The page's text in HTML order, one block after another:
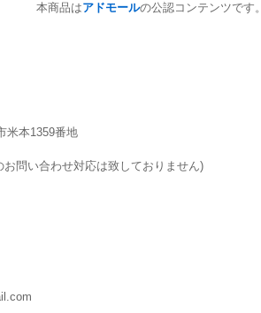
本商品はアドモールの公認コンテンツです。
米本1359番地
問い合わせ対応は致しておりません)